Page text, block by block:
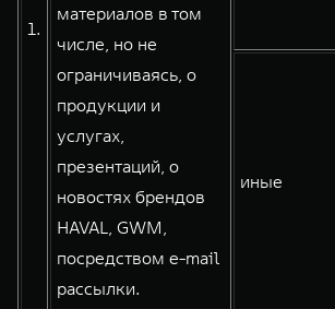
WEY 80
от 6 449 000 ₽
1.
материалов в том
числе, но не
ограничиваясь, о
продукции и
услугах,
презентаций, о
новостях брендов
HAVAL, GWM,
посредством e-mail
рассылки.
иные